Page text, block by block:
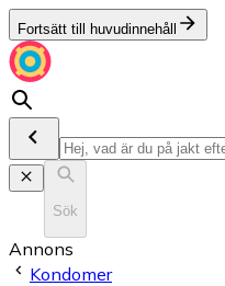
Fortsätt till huvudinnehåll
Sök
Annons
Kondomer